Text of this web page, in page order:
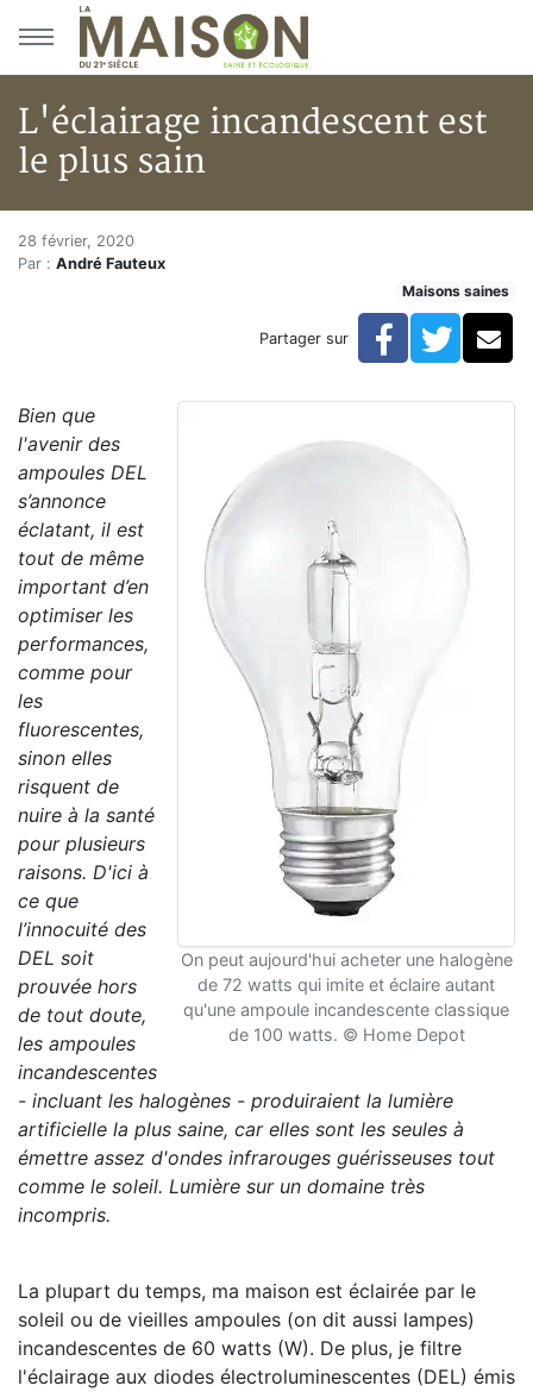
Aller au menu principal
Aller au contenu principal
L'éclairage incandescent est
le plus sain
Accueil
Articles
Hypersensibilités environnementales
L'éclairage incandescent est le plus sain
L'éclairage incandescent est
28 février, 2020
Par : André Fauteux
Maisons saines
Partager sur Facebook
On peut aujourd'hui acheter une halogène
de 72 watts qui imite et éclaire autant
qu'une ampoule incandescente classique
de 100 watts. © Home Depot
Bien que
l'avenir des
ampoules DEL
s’annonce
éclatant, il est
tout de même
important d’en
optimiser les
performances,
comme pour
les
fluorescentes,
sinon elles
risquent de
nuire à la santé
pour plusieurs
raisons. D'ici à
ce que
l’innocuité des
DEL soit
prouvée hors
de tout doute,
les ampoules
incandescentes
- incluant les halogènes - produiraient la lumière
artificielle la plus saine, car elles sont les seules à
émettre assez d'ondes infrarouges guérisseuses tout
comme le soleil. Lumière sur un domaine très
incompris.
La plupart du temps, ma maison est éclairée par le
soleil ou de vieilles ampoules (on dit aussi lampes)
incandescentes de 60 watts (W). De plus, je filtre
l'éclairage aux diodes électroluminescentes (DEL) émis